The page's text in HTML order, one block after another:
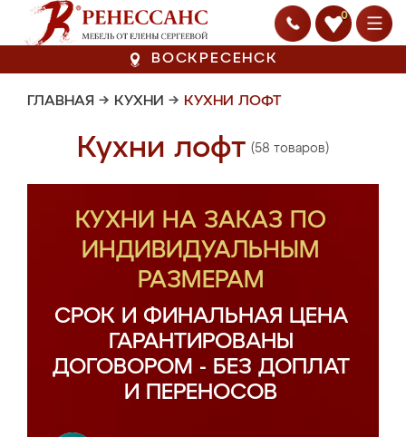
0
ВОСКРЕСЕНСК
ГЛАВНАЯ → КУХНИ → КУХНИ ЛОФТ
Кухни лофт (58 товаров)
КУХНИ НА ЗАКАЗ ПО
ИНДИВИДУАЛЬНЫМ
РАЗМЕРАМ
СРОК И ФИНАЛЬНАЯ ЦЕНА
ГАРАНТИРОВАНЫ
ДОГОВОРОМ - БЕЗ ДОПЛАТ
И ПЕРЕНОСОВ